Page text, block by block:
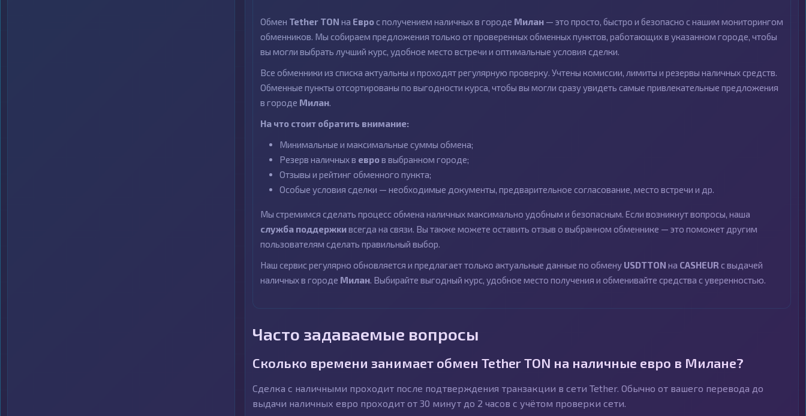
Обмен Tether TON на Еврос получением наличных в городе Милан — это просто, быстро и безопасно с нашим мониторингом
обменников. Мы собираем предложения только от проверенных обменных пунктов, работающих в указанном городе, чтобы
вы могли выбрать лучший курс, удобное место встречи и оптимальные условия сделки.
Все обменники из списка актуальны и проходят регулярную проверку. Учтены комиссии, лимиты и резервы наличных средств.
Обменные пункты отсортированы по выгодности курса, чтобы вы могли сразу увидеть самые привлекательные предложения
в городе Милан.
На что стоит обратить внимание:
Минимальные и максимальные суммы обмена;
Резерв наличных в евров выбранном городе;
Отзывы и рейтинг обменного пункта;
Особые условия сделки — необходимые документы, предварительное согласование, место встречи и др.
Мы стремимся сделать процесс обмена наличных максимально удобным и безопасным. Если возникнут вопросы, наша
служба поддержкивсегда на связи. Вы также можете оставить отзыв о выбранном обменнике — это поможет другим
пользователям сделать правильный выбор.
Наш сервис регулярно обновляется и предлагает только актуальные данные по обмену USDTTON на CASHEUR с выдачей
наличных в городе Милан. Выбирайте выгодный курс, удобное место получения и обменивайте средства с уверенностью.
Часто задаваемые вопросы
Сколько времени занимает обмен Tether TON на наличные евро в Милане?
Сделка с наличными проходит после подтверждения транзакции в сети Tether. Обычно от вашего перевода до
выдачи наличных евро проходит от 30 минут до 2 часов с учётом проверки сети.